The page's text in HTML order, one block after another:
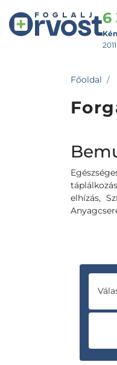
6
Főoldal
elhízás,